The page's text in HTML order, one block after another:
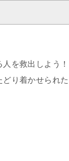
人を救出しよう
どり着かせられ